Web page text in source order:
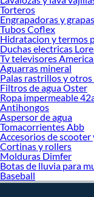
Ahoyadora
Chipeadores y
Cortasetos
Motocultivadores
Motoguadaña
Motosierra electrica
Otras Maquinarias
Cortadora de
Sopladoras de aire
Jardín y terraza
Herramientas de
Jardín
Parrilla
Piscina
Terrazas
Torteros
Engrapadoras y
Tubos Coflex
Hidratacion y termos
Duchas electricas
Tv televisores
Aguarras mineral
Palas rastrillos y
Filtros de agua Oster
Ropa impermeable
Antihongos
Aspersor de agua
Tomacorrientes Abb
Accesorios de scooter
Cortinas y rollers
Molduras Dimfer
Botas de lluvia para
Baseball